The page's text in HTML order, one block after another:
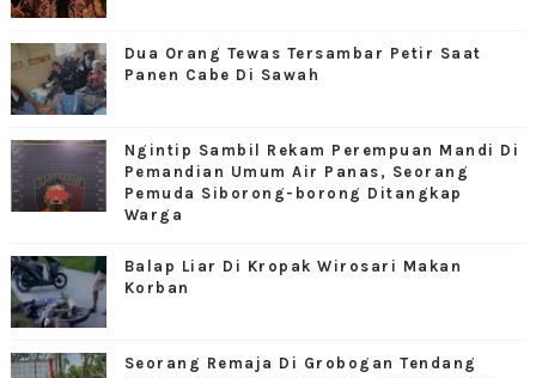
Dua Orang Tewas Tersambar Petir Saat
Panen Cabe Di Sawah
Ngintip Sambil Rekam Perempuan Mandi Di
Pemandian Umum Air Panas, Seorang
Pemuda Siborong-borong Ditangkap
Warga
Balap Liar Di Kropak Wirosari Makan
Korban
Seorang Remaja Di Grobogan Tendang